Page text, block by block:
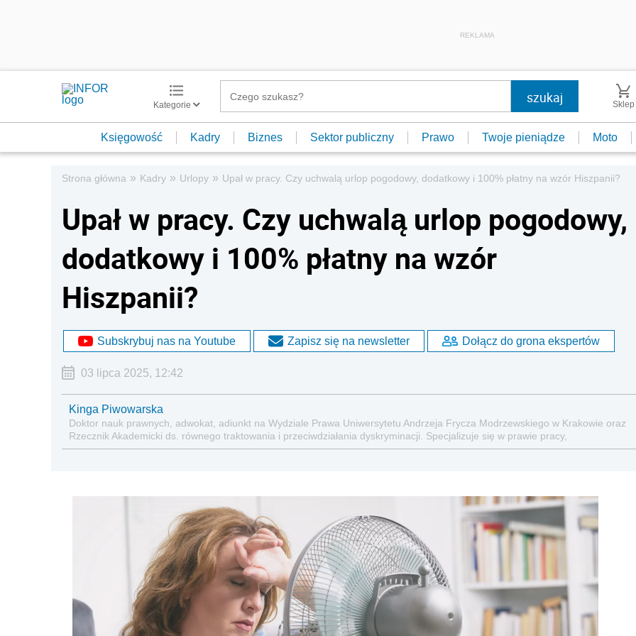
REKLAMA
Kategorie Sklep
Księgowość Kadry Biznes Sektor publiczny Prawo Twoje pieniądze Moto
Strona główna » Kadry » Urlopy » Upał w pracy. Czy uchwalą urlop pogodowy, dodatkowy i 100% płatny na wzór Hiszpanii?
Upał w pracy. Czy uchwalą urlop pogodowy,
dodatkowy i 100% płatny na wzór
Hiszpanii?
Subskrybuj nas na Youtube Zapisz się na newsletter Dołącz do grona ekspertów
03 lipca 2025, 12:42
Kinga Piwowarska
Doktor nauk prawnych, adwokat, adiunkt na Wydziale Prawa Uniwersytetu Andrzeja Frycza Modrzewskiego w Krakowie oraz
Rzecznik Akademicki ds. równego traktowania i przeciwdziałania dyskryminacji. Specjalizuje się w prawie pracy,
zabezpieczeniu społecznym oraz administracyjnoprawnych aspektach związanych z pracą i pomocą socjalną.